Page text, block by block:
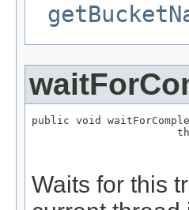
public void
Waits for this